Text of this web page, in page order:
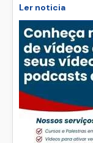
Ler noticia